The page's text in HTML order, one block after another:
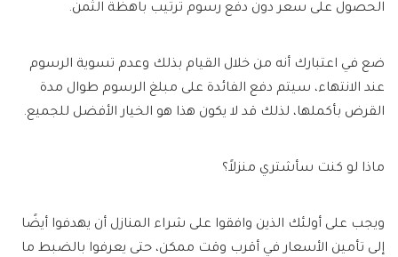
الحصول على سعر دون دفع رسوم ترتيب باهظة الثمن.
ضع في اعتبارك أنه من خلال القيام بذلك وعدم تسوية الرسوم
عند الانتهاء، سيتم دفع الفائدة على مبلغ الرسوم طوال مدة
القرض بأكملها، لذلك قد لا يكون هذا هو الخيار الأفضل للجميع.
ماذا لو كنت سأشتري منزلاً؟
ويجب على أولئك الذين وافقوا على شراء المنازل أن يهدفوا أيضًا
إلى تأمين الأسعار في أقرب وقت ممكن، حتى يعرفوا بالضبط ما